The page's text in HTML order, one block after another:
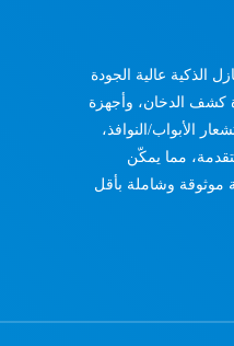
عالية الجودة
كشف الدخان، وأجهزة
الأبواب/النوافذ،
مما يمكّن
موثوقة وشاملة بأقل